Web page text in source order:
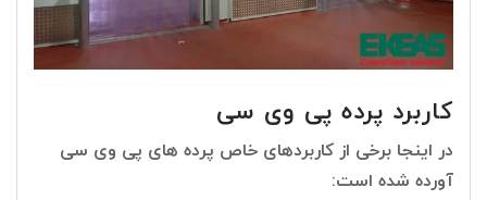
کاربرد پرده پی وی سی
در اینجا برخی از کاربردهای خاص پرده های پی وی سی
آورده شده است: